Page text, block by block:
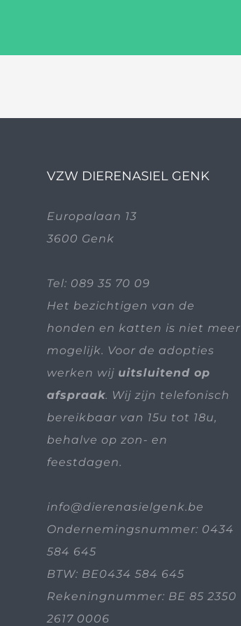
VZW DIERENASIEL GENK
Europalaan 13
3600 Genk
Tel: 089 35 70 09
Het bezichtigen van de
honden en katten is niet meer
mogelijk. Voor de adopties
werken wij uitsluitend op
afspraak. Wij zijn telefonisch
bereikbaar van 15u tot 18u,
behalve op zon- en
feestdagen.
info@dierenasielgenk.be
Ondernemingsnummer: 0434
584 645
BTW: BE0434 584 645
Rekeningnummer: BE 85 2350
2617 0006